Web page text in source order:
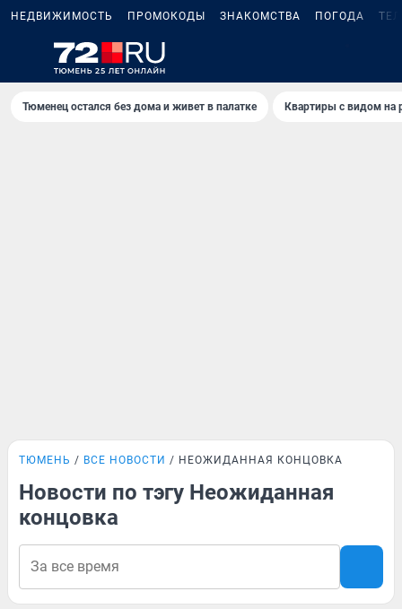
НЕДВИЖИМОСТЬ ПРОМОКОДЫ ЗНАКОМСТВА ПОГОДА
Тюменец остался без дома и живет в палатке Квартиры с видом на
ТЮМЕНЬ ВСЕ НОВОСТИ НЕОЖИДАННАЯ КОНЦОВКА
Новости по тэгу Неожиданная
концовка